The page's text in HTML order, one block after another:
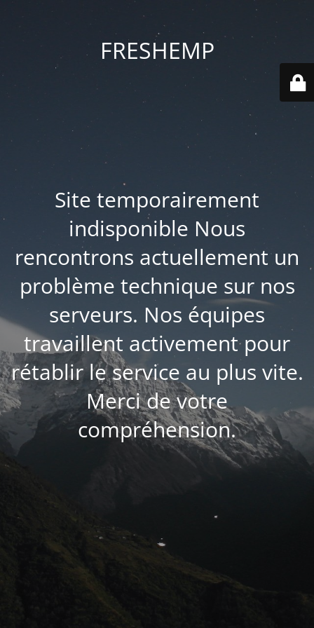
FRESHEMP
Site temporairement
indisponible Nous
rencontrons actuellement un
problème technique sur nos
serveurs. Nos équipes
travaillent activement pour
rétablir le service au plus vite.
Merci de votre
compréhension.